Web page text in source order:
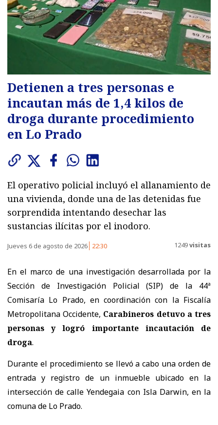
Detienen a tres personas e
incautan más de 1,4 kilos de
droga durante procedimiento
en Lo Prado
El operativo policial incluyó el allanamiento de
una vivienda, donde una de las detenidas fue
sorprendida intentando desechar las
sustancias ilícitas por el inodoro.
Jueves 6 de agosto de 2026 22:30 1249visitas
En el marco de una investigación desarrollada por la
Sección de Investigación Policial (SIP) de la 44ª
Comisaría Lo Prado, en coordinación con la Fiscalía
Metropolitana Occidente, Carabineros detuvo a tres
personas y logró importante incautación de
droga.
Durante el procedimiento se llevó a cabo una orden de
entrada y registro de un inmueble ubicado en la
intersección de calle Yendegaia con Isla Darwin, en la
comuna de Lo Prado.